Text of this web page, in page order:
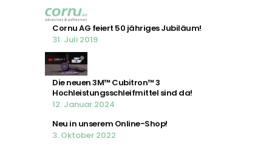
Cornu AG feiert 50 jähriges Jubiläum!
31. Juli 2019
Die neuen 3M™ Cubitron™ 3
Hochleistungsschleifmittel sind da!
12. Januar 2024
Neu in unserem Online-Shop!
3. Oktober 2022